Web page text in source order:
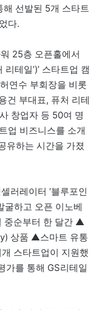
선발된 5개 스타트
다.
25층 오픈홀에서
테일’)’ 스타트업 캠
연수 부회장을 비롯
건 부대표, 퓨처 리테
창업자 등 50여 명
업 비즈니스를 소개
유하는 시간을 가졌
러레이터 ‘블루포인
굴하고 오픈 이노베
중순부터 한 달간 ▲
상품 ▲스마트 유통
스타트업이 지원했
가를 통해 GS리테일